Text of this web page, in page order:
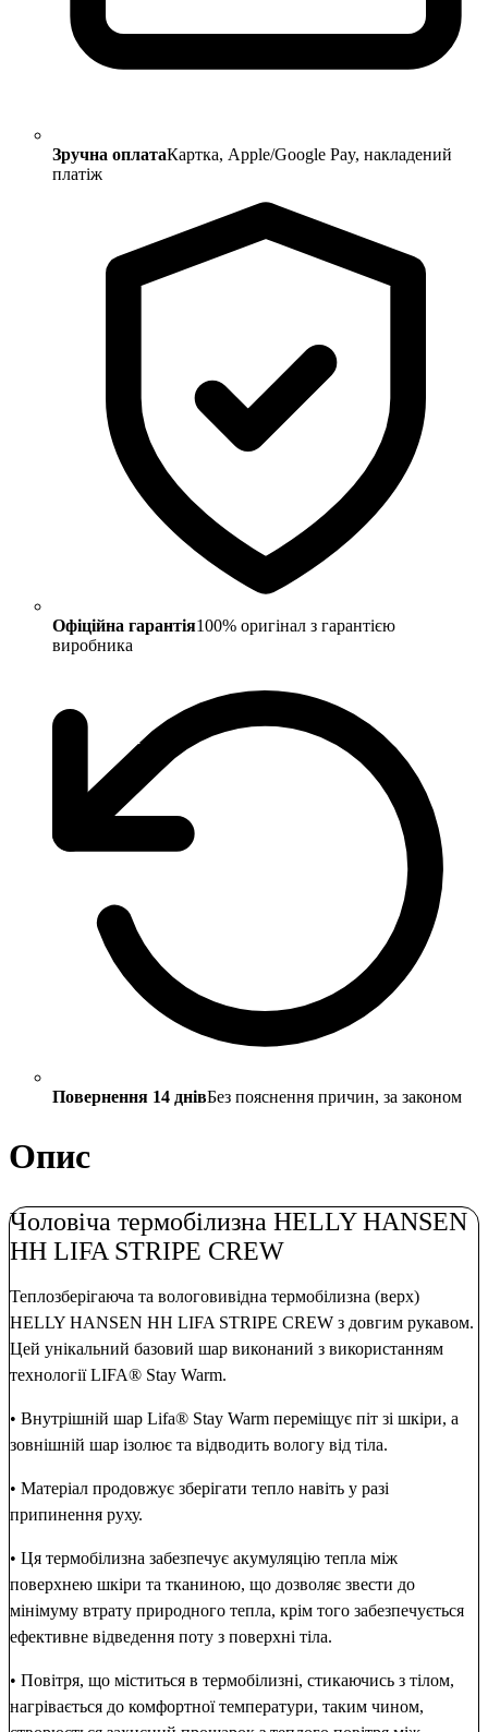
Зручна оплатаКартка, Apple/Google Pay, накладений
платіж
Офіційна гарантія100% оригінал з гарантією
виробника
Повернення 14 днівБез пояснення причин, за законом
Опис
Чоловіча термобілизна HELLY HANSEN
HH LIFA STRIPE CREW
Теплозберігаюча та вологовивідна термобілизна (верх)
HELLY HANSEN HH LIFA STRIPE CREW з довгим рукавом.
Цей унікальний базовий шар виконаний з використанням
технології LIFA® Stay Warm.
• Внутрішній шар Lifa® Stay Warm переміщує піт зі шкіри, а
зовнішній шар ізолює та відводить вологу від тіла.
• Матеріал продовжує зберігати тепло навіть у разі
припинення руху.
• Ця термобілизна забезпечує акумуляцію тепла між
поверхнею шкіри та тканиною, що дозволяє звести до
мінімуму втрату природного тепла, крім того забезпечується
ефективне відведення поту з поверхні тіла.
• Повітря, що міститься в термобілизні, стикаючись з тілом,
нагрівається до комфортної температури, таким чином,